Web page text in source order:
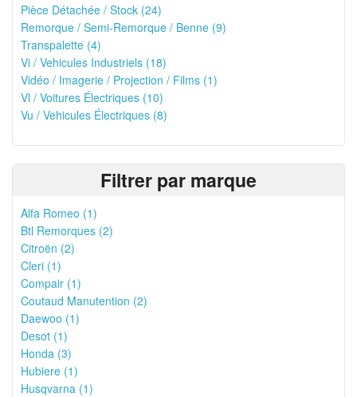
Pièce Détachée / Stock (24)
Remorque / Semi-Remorque / Benne (9)
Transpalette (4)
Vi / Vehicules Industriels (18)
Vidéo / Imagerie / Projection / Films (1)
Vl / Voitures Électriques (10)
Vu / Vehicules Électriques (8)
Filtrer par marque
Alfa Romeo (1)
Btl Remorques (2)
Citroën (2)
Cleri (1)
Compair (1)
Coutaud Manutention (2)
Daewoo (1)
Desot (1)
Honda (3)
Hubiere (1)
Husqvarna (1)